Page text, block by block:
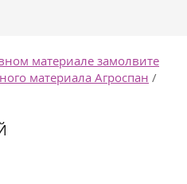
материале замолвите
материала Агроспан /